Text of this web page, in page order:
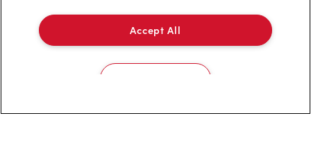
Marques de commerce Accept All